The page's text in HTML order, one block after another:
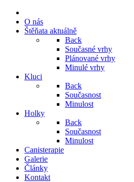
O nás
Štěňata aktuálně
Back
Současné vrhy
Plánované vrhy
Minulé vrhy
Kluci
Back
Současnost
Minulost
Holky
Back
Současnost
Minulost
Canisterapie
Galerie
Články
Kontakt